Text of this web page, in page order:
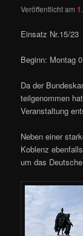
Veröffentlicht am
Einsatz Nr.15/23
Beginn: Montag
Da der
teilgenommen
Veranstaltung
Neben einer
Koblenz
um das